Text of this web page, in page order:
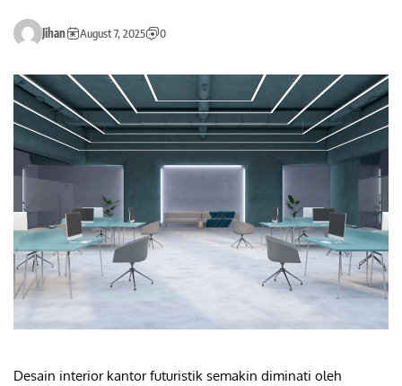
Jihan August 7, 2025 0
Desain interior kantor futuristik semakin diminati oleh